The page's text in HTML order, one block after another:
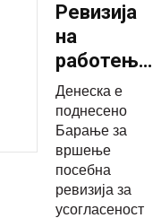
Ревизија
на
на
и Владата
– Дали
парите од
буџетот
Денеска е
поднесено
Барање за
вршење
посебна
ревизија за
усогласеност